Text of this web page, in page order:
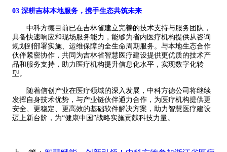
03 深耕吉林本地服务，携手生态共筑未来
中科方德目前已在吉林省建立完善的技术支持与服务团队，
具备快速响应和现场服务能力，能够为省内医疗机构提供从咨询
规划到部署实施、运维保障的全生命周期服务。与本地生态合作
伙伴紧密协作，共同为吉林省智慧医疗建设提供更优质的技术产
品和服务支持，助力医疗机构提升信息化水平，实现数字化转
型。
随着信创产业在医疗领域的深入发展， 中科方德公司将继续
发挥自身技术优势，与产业链伙伴通力合作，为医疗机构提供更
安全、更稳定、更高效的基础软件解决方案，助力智慧医疗建设
迈上新台阶，为“健康中国”战略实施贡献科技力量。